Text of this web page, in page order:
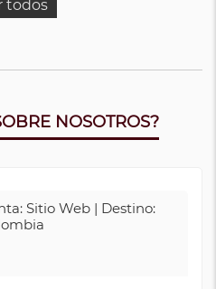
todos
NOSOTROS?
Sitio Web | Destino: